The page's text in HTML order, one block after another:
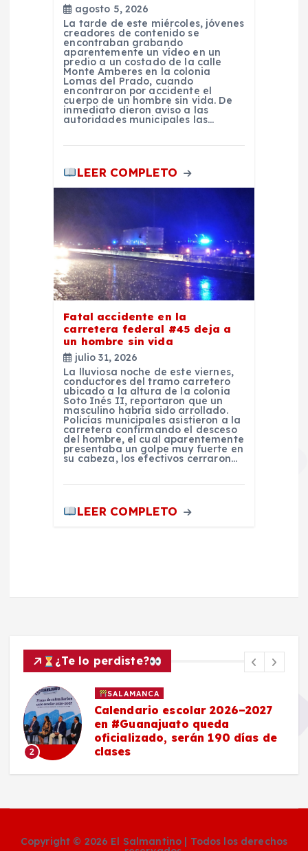
agosto 5, 2026
La tarde de este miércoles, jóvenes
creadores de contenido se
encontraban grabando
aparentemente un vídeo en un
predio a un costado de la calle
Monte Amberes en la colonia
Lomas del Prado, cuando
encontraron por accidente el
cuerpo de un hombre sin vida. De
inmediato dieron aviso a las
autoridades municipales las…
LEER COMPLETO
Fatal accidente en la
carretera federal #45 deja a
un hombre sin vida
julio 31, 2026
La lluviosa noche de este viernes,
conductores del tramo carretero
ubicado a la altura de la colonia
Soto Inés II, reportaron que un
masculino habría sido arrollado.
Policías municipales asistieron a la
carretera confirmando el desceso
del hombre, el cual aparentemente
presentaba un golpe muy fuerte en
su cabeza, los efectivos cerraron…
LEER COMPLETO
¿Te lo perdiste?
2
SALAMANCA
Calendario escolar 2026–2027
en #Guanajuato queda
oficializado, serán 190 días de
clases
Copyright © 2026 El Salmantino | Todos los derechos